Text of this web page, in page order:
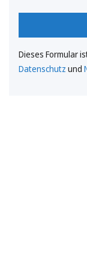
Dieses Formular
Datenschutz und